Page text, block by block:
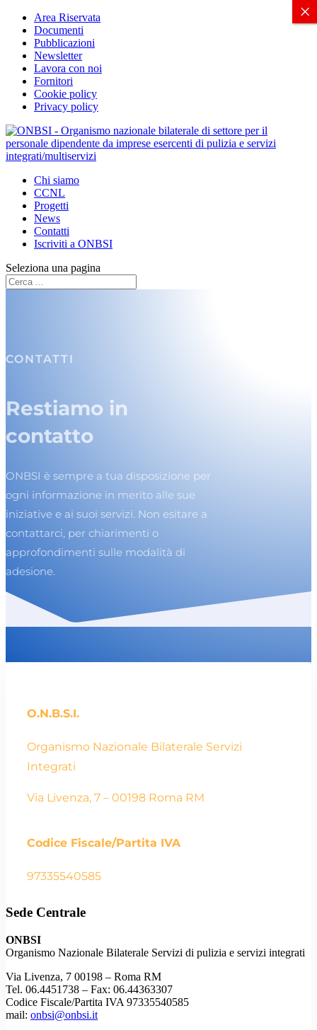
Area Riservata
Documenti
Pubblicazioni
Newsletter
Lavora con noi
Fornitori
Cookie policy
Privacy policy
Chi siamo
CCNL
Progetti
News
Contatti
Iscriviti a ONBSI
Seleziona una pagina
CONTATTI
Restiamo in
contatto
ONBSI è sempre a tua disposizione per
ogni informazione in merito alle sue
iniziative e ai suoi servizi. Non esitare a
contattarci, per chiarimenti o
approfondimenti sulle modalità di
adesione.
O.N.B.S.I.
Organismo Nazionale Bilaterale Servizi
Integrati
Via Livenza, 7 – 00198 Roma RM
Codice Fiscale/Partita IVA
97335540585
Sede Centrale
ONBSI
Organismo Nazionale Bilaterale Servizi di pulizia e servizi integrati
Via Livenza, 7 00198 – Roma RM
Tel. 06.4451738 – Fax: 06.44363307
Codice Fiscale/Partita IVA 97335540585
mail: onbsi@onbsi.it
X
×